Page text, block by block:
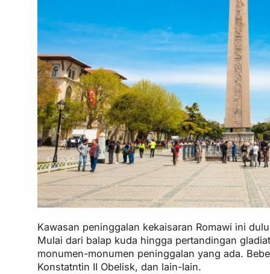
Kawasan peninggalan kekaisaran Romawi ini
Mulai dari balap kuda hingga pertandingan
monumen-monumen peninggalan yang ada.
Konstatntin II Obelisk, dan lain-lain.